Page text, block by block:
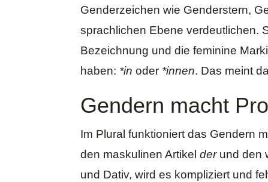
Genderzeichen wie Genderstern,
sprachlichen Ebene verdeutlichen.
Bezeichnung und die feminine
haben: *in oder *innen. Das meint
Gendern macht
Im Plural funktioniert das Gendern
den maskulinen Artikelderund den
und Dativ, wird es kompliziert und